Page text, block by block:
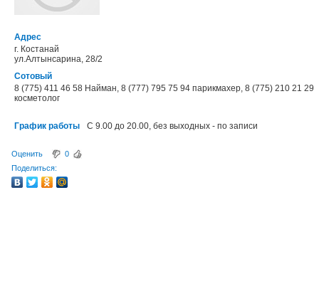
Адрес
г. Костанай
ул.Алтынсарина, 28/2
Сотовый
8 (775) 411 46 58 Найман, 8 (777) 795 75 94 парикмахер, 8 (775) 210 21 29
косметолог
График работы С 9.00 до 20.00, без выходных - по записи
Оценить
0
Поделиться: